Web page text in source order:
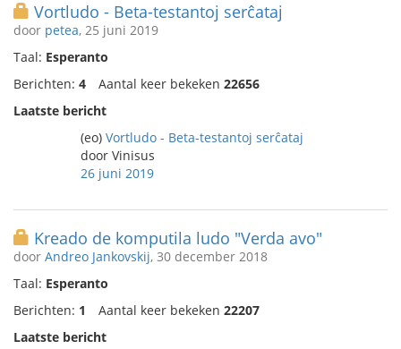
Vortludo - Beta-testantoj serĉataj
door petea, 25 juni 2019
Taal: Esperanto
Berichten: 4 Aantal keer bekeken 22656
Laatste bericht
(eo) Vortludo - Beta-testantoj serĉataj
door Vinisus
26 juni 2019
Kreado de komputila ludo "Verda avo"
door Andreo Jankovskij, 30 december 2018
Taal: Esperanto
Berichten: 1 Aantal keer bekeken 22207
Laatste bericht